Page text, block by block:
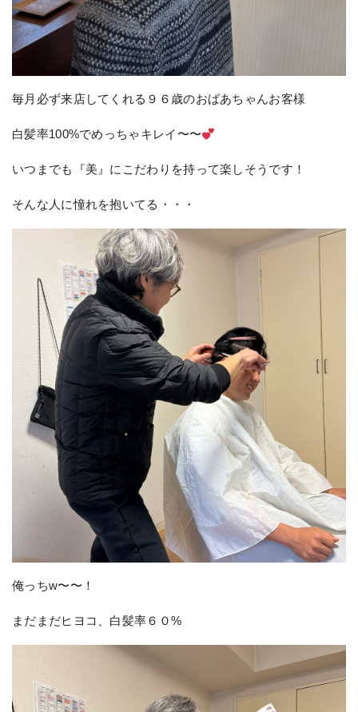
毎月必ず来店してくれる９６歳のおばあちゃんお客様
白髪率100%でめっちゃキレイ〜〜
いつまでも『美』にこだわりを持って楽しそうです！
そんな人に憧れを抱いてる・・・
俺っちw〜〜！
まだまだヒヨコ、白髪率６０%